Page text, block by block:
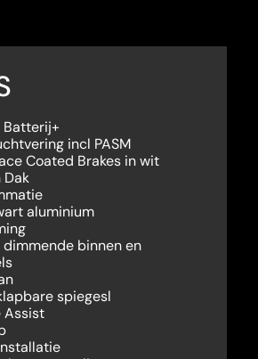
Batterij+
incl PASM
Coated Brakes in wit
Dak
aluminium
binnen en
spiegesl
Assist